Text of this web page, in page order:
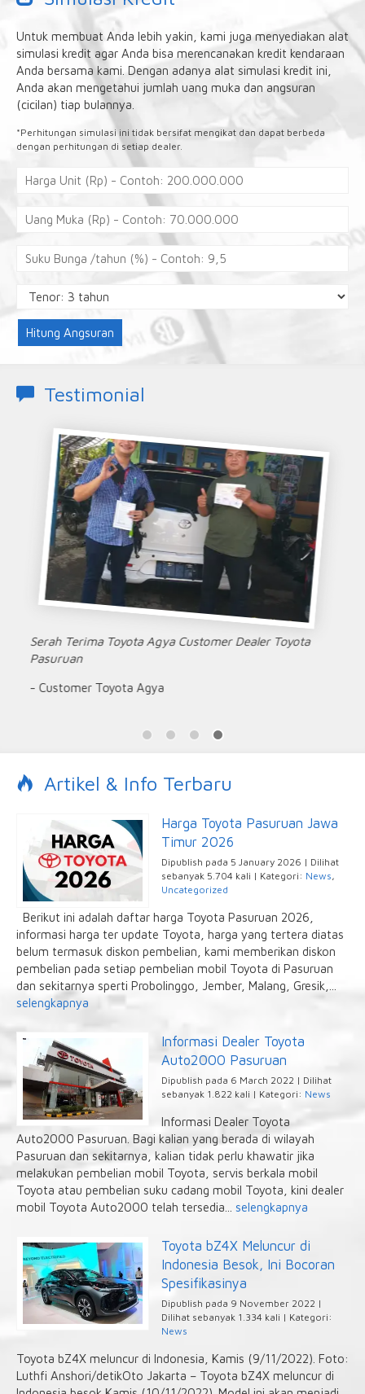
Untuk membuat Anda lebih yakin, kami juga menyediakan alat
simulasi kredit agar Anda bisa merencanakan kredit kendaraan
Anda bersama kami. Dengan adanya alat simulasi kredit ini,
Anda akan mengetahui jumlah uang muka dan angsuran
(cicilan) tiap bulannya.
*Perhitungan simulasi ini tidak bersifat mengikat dan dapat berbeda
dengan perhitungan di setiap dealer.
Hitung Angsuran
Testimonial
Serah Terima Toyota Agya Customer Dealer Toyota
Pasuruan
- Customer Toyota Agya
Artikel & Info Terbaru
Harga Toyota Pasuruan Jawa
Timur 2026
Dipublish pada 5 January 2026 | Dilihat
sebanyak 5.704 kali | Kategori: News,
Uncategorized
Berikut ini adalah daftar harga Toyota Pasuruan 2026,
informasi harga ter update Toyota, harga yang tertera diatas
belum termasuk diskon pembelian, kami memberikan diskon
pembelian pada setiap pembelian mobil Toyota di Pasuruan
dan sekitarnya sperti Probolinggo, Jember, Malang, Gresik,...
selengkapnya
Informasi Dealer Toyota
Auto2000 Pasuruan
Dipublish pada 6 March 2022 | Dilihat
sebanyak 1.822 kali | Kategori: News
Informasi Dealer Toyota
Auto2000 Pasuruan. Bagi kalian yang berada di wilayah
Pasuruan dan sekitarnya, kalian tidak perlu khawatir jika
melakukan pembelian mobil Toyota, servis berkala mobil
Toyota atau pembelian suku cadang mobil Toyota, kini dealer
mobil Toyota Auto2000 telah tersedia... selengkapnya
Toyota bZ4X Meluncur di
Indonesia Besok, Ini Bocoran
Spesifikasinya
Dipublish pada 9 November 2022 |
Dilihat sebanyak 1.334 kali | Kategori:
News
Toyota bZ4X meluncur di Indonesia, Kamis (9/11/2022). Foto:
Luthfi Anshori/detikOto Jakarta – Toyota bZ4X meluncur di